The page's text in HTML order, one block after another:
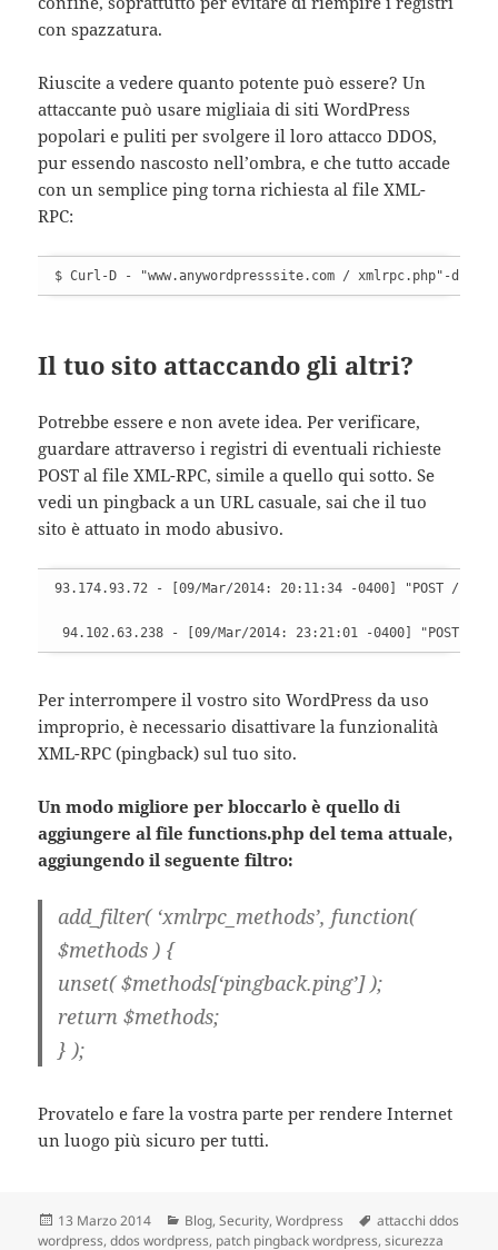
con spazzatura.
Riuscite a vedere quanto potente può essere? Un
attaccante può usare migliaia di siti WordPress
popolari e puliti per svolgere il loro attacco DDOS,
pur essendo nascosto nell’ombra, e che tutto accade
con un semplice ping torna richiesta al file XML-
RPC:
$ Curl-D - "www.anywordpresssite.com / xmlrpc.php"-d
Il tuo sito attaccando gli altri?
Potrebbe essere e non avete idea. Per verificare,
guardare attraverso i registri di eventuali richieste
POST al file XML-RPC, simile a quello qui sotto. Se
vedi un pingback a un URL casuale, sai che il tuo
sito è attuato in modo abusivo.
93.174.93.72 - [09/Mar/2014: 20:11:34 -0400] "POST /
94.102.63.238 - [09/Mar/2014: 23:21:01 -0400]
Per interrompere il vostro sito WordPress da uso
improprio, è necessario disattivare la funzionalità
XML-RPC (pingback) sul tuo sito.
Un modo migliore per bloccarlo è quello di
aggiungere al file functions.php del tema attuale,
aggiungendo il seguente filtro:
add_filter( ‘xmlrpc_methods’, function(
$methods ) {
unset( $methods[‘pingback.ping’] );
return $methods;
} );
Provatelo e fare la vostra parte per rendere Internet
un luogo più sicuro per tutti.
Scritto
il
13 Marzo 2014 Categorie
Blog,Security,Wordpress Tag
attacchi ddos
wordpress,ddos wordpress, patch pingback wordpress,sicurezza